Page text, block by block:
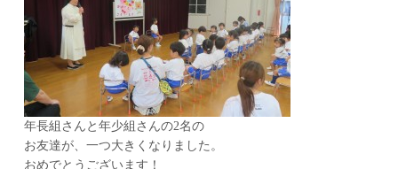
年長組さんと年少組さんの2名の
お友達が、一つ大きくなりました。
おめでとうございます！